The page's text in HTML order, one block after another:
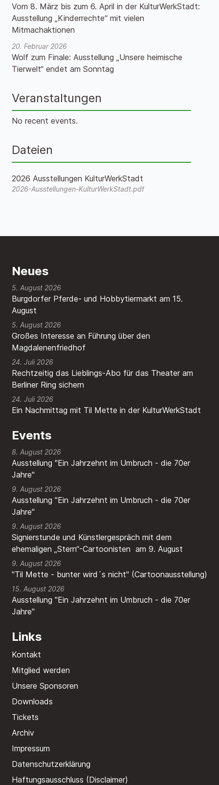
Vom 8. März bis zum 6. April in der KulturWerkStadt:
Ausstellung „Kinderrechte“ mit vielen
Mitmachaktionen
20. Februar 2026
Wolf zum Finale: Ausstellung „Unsere heimische
Tierwelt“ endet am Sonntag
Veranstaltungen
No recent events.
Dateien
2026 Ausstellungen KulturWerkStadt
2026-Ausstellungen-KulturWerkStadt.pdf
Neues
Burgdorfer Pferde- und Hobbytiermarkt am 15.
August
5. August 2026
Großes Interesse an Führung über den
Magdalenenfriedhof
5. August 2026
Rechtzeitig das Lieblings-Abo für das Theater am
Berliner Ring sichern
24. Juli 2026
Ein Nachmittag mit Til Mette in der KulturWerkStadt
24. Juli 2026
Events
8. August 2026
Ausstellung "Ein Jahrzehnt im Umbruch - die 70er
Jahre"
9. August 2026
Ausstellung "Ein Jahrzehnt im Umbruch - die 70er
Jahre"
9. August 2026
Signierstunde und Künstlergespräch mit dem
ehemaligen „Stern“-Cartoonisten am 9. August
9. August 2026
"Til Mette - bunter wird´s nicht" (Cartoonausstellung)
15. August 2026
Ausstellung "Ein Jahrzehnt im Umbruch - die 70er
Jahre"
Links
Kontakt
Mitglied werden
Unsere Sponsoren
Downloads
Tickets
Archiv
Impressum
Datenschutzerklärung
Haftungsausschluss (Disclaimer)